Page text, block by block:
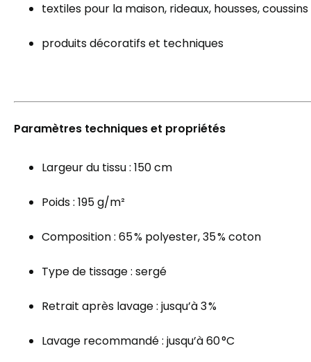
textiles pour la maison, rideaux, housses, coussins
produits décoratifs et techniques
Paramètres techniques et propriétés
Largeur du tissu : 150 cm
Poids : 195 g/m²
Composition : 65 % polyester, 35 % coton
Type de tissage : sergé
Retrait après lavage : jusqu’à 3 %
Lavage recommandé : jusqu’à 60 °C